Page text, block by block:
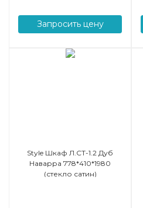
Запросить цену
Style Шкаф Л.СТ-1.2 Дуб
Наварра 778*410*1980
(стекло сатин)